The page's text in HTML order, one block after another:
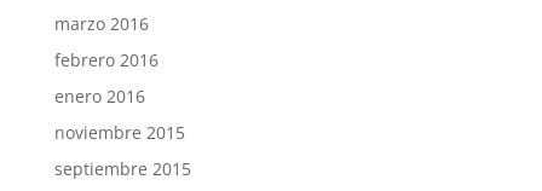
marzo 2016
febrero 2016
enero 2016
noviembre 2015
septiembre 2015